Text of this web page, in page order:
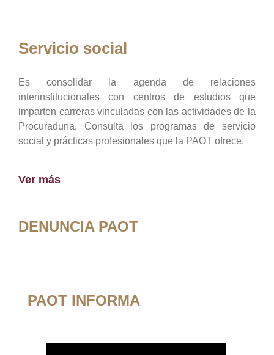
Servicio social
Es consolidar la agenda de relaciones
interinstitucionales con centros de estudios que
imparten carreras vinculadas con las actividades de la
Procuraduría, Consulta los programas de servicio
social y prácticas profesionales que la PAOT ofrece.
Ver más
DENUNCIA PAOT
PAOT INFORMA